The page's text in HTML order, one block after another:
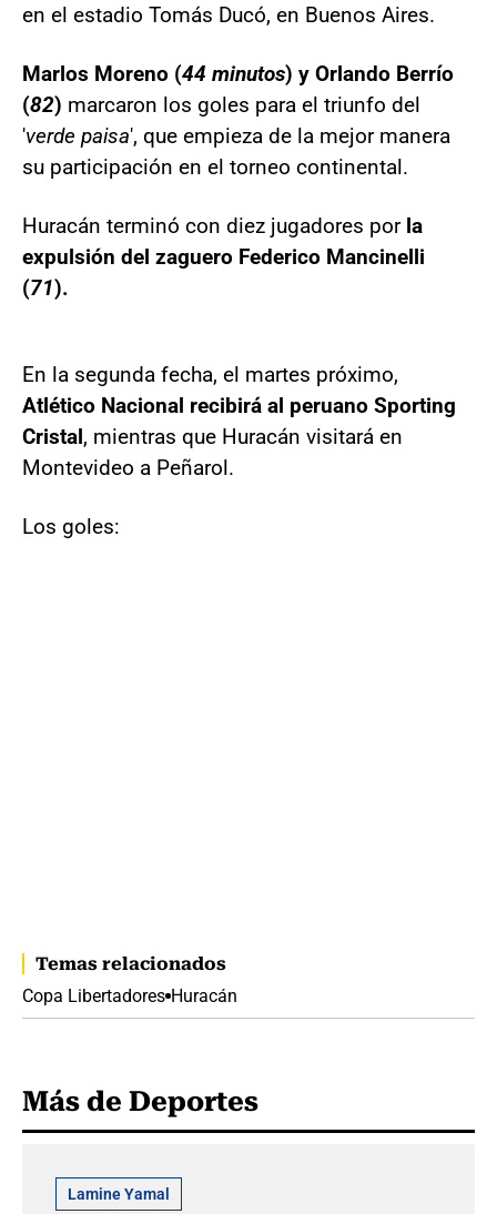
en el estadio Tomás Ducó, en Buenos Aires.
Marlos Moreno (44 minutos) y Orlando Berrío
(82) marcaron los goles para el triunfo del
'verde paisa', que empieza de la mejor manera
su participación en el torneo continental.
Huracán terminó con diez jugadores por la
expulsión del zaguero Federico Mancinelli
(71).
En la segunda fecha, el martes próximo,
Atlético Nacional recibirá al peruano Sporting
Cristal, mientras que Huracán visitará en
Montevideo a Peñarol.
Los goles:
Temas relacionados
Copa Libertadores Huracán
Más de Deportes
Lamine Yamal